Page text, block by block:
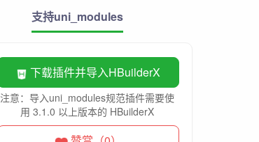
支持uni_modules
下载插件并导入HBuilderX
注意：导入uni_modules规范插件需要使
用 3.1.0 以上版本的 HBuilderX